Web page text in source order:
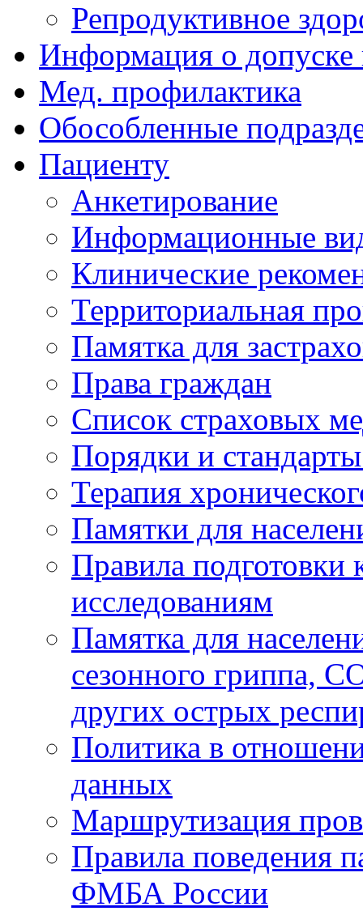
Репродуктивное
Информация о
Мед. профилактика
Обособленные
Пациенту
Анкетирование
Информационные
Клинические
Территориальная
Памятка для
Права граждан
Список страховых
Порядки и
Терапия
Памятки для
Правила подготовки
исследованиям
Памятка для
сезонного гриппа,
других острых
Политика в
данных
Маршрутизация
Правила
ФМБА России